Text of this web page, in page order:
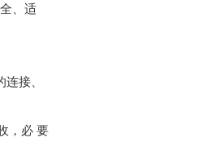
、适
接、
，必 要